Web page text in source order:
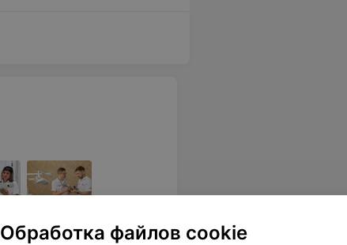
технологии, лечение под
Обработка файлов cookie